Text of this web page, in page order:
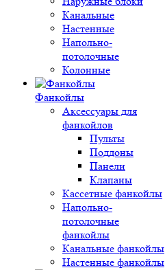
Канальные
Настенные
Напольно-
потолочные
Колонные
Фанкойлы
Аксессуары для
фанкойлов
Пульты
Поддоны
Панели
Клапаны
Кассетные фанкойлы
Напольно-
потолочные
фанкойлы
Канальные фанкойлы
Настенные фанкойлы